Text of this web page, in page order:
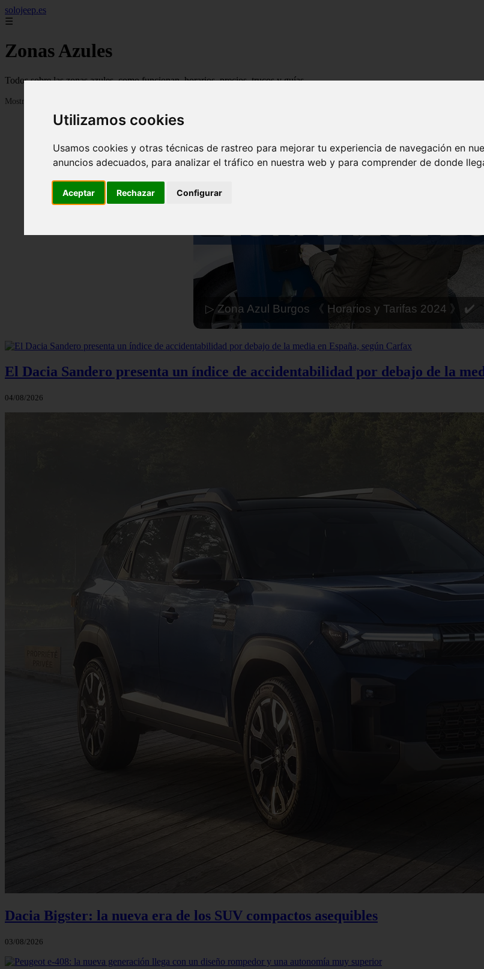
Utilizamos cookies
Usamos cookies y otras técnicas de rastreo para mejorar tu experiencia de navegación en
anuncios adecuados, para analizar el tráfico en nuestra web y para comprender de donde
Aceptar Rechazar Configurar
solojeep.es
☰
Zonas Azules
Todos sobre las zonas azules, como funcionan, horarios, precios, trucos y guías
Mostrando 1 - 24 de 3332 artículos
▷ Zona Azul Córdoba 《 Horarios y Tarifas 2024 》 ✔️
El Dacia Sandero presenta un índice de accidentabilidad por debajo de la
04/08/2026
Dacia Bigster: la nueva era de los SUV compactos asequibles
03/08/2026